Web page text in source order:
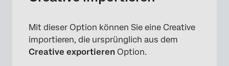
×
Mit dieser Option können Sie eine Creative
importieren, die ursprünglich aus dem
Creative exportieren Option.